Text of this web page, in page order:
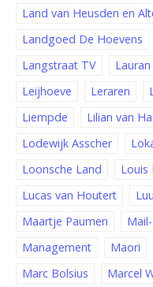
Land van Heusden en
Landgoed De Hoevens
Langstraat TV
Leijhoeve
Leraren
Liempde
Lilian van
Lodewijk Asscher
Loonsche Land
Louis
Lucas van Houtert
Maartje Paumen
Management
Maori
Marc Bolsius
Marcel